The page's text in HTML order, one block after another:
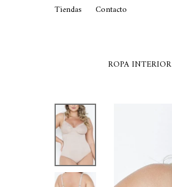
ROPA INTERIOR
Tiendas Contacto